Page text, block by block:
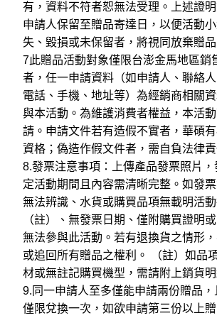
有，資料不符者恕無法受理。上述證
申請人保留至贈品寄達日，以便活動
失、毀損或未保留者，將視同放棄贈品
7此贈品活動對象僅限台澎金馬地區銷
者，任一申請資料（如申請人、聯絡
電話、手機、地址等）為經銷商相關
與本活動。為維護消費者權益，本活
請。申請文件若有造假不實者，華碩
資格；偽造作假文件者，需自負法律責
8.發票注意事項：上傳產品發票照片
定活動期間且內容需清晰完整。如發
無法辨識、水貨或購買品項無載明活
（註）、無發票日期、僅附購買證明
無法參與此活動。若有退換貨之情形
或追回所有贈品之權利。 （註）如品
材或無註記購買機型，需請附上銷貨明
9. 同一申請人至多僅能申請兩份贈品
僅限兌換一次，如欲申請第三份以上